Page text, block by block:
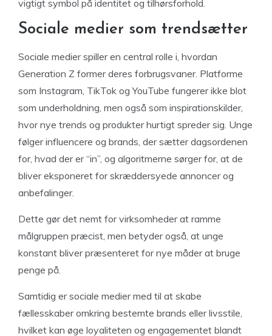
vigtigt symbol på identitet og tilhørsforhold.
Sociale medier som trendsætter
Sociale medier spiller en central rolle i, hvordan
Generation Z former deres forbrugsvaner. Platforme
som Instagram, TikTok og YouTube fungerer ikke blot
som underholdning, men også som inspirationskilder,
hvor nye trends og produkter hurtigt spreder sig. Unge
følger influencere og brands, der sætter dagsordenen
for, hvad der er “in”, og algoritmerne sørger for, at de
bliver eksponeret for skræddersyede annoncer og
anbefalinger.
Dette gør det nemt for virksomheder at ramme
målgruppen præcist, men betyder også, at unge
konstant bliver præsenteret for nye måder at bruge
penge på.
Samtidig er sociale medier med til at skabe
fællesskaber omkring bestemte brands eller livsstile,
hvilket kan øge loyaliteten og engagementet blandt